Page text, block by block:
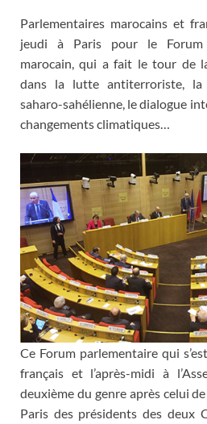
Parlementaires marocains et
jeudi à Paris pour le Forum
marocain, qui a fait le tour de
dans la lutte antiterroriste, la
saharo-sahélienne, le dialogue
changements climatiques…
Ce Forum parlementaire qui
français et l’après-midi à
deuxième du genre après celui
Paris des présidents des deux